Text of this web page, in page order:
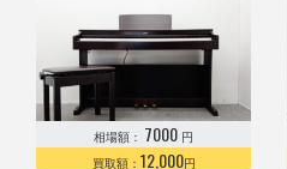
相場額： 7000 円
買取額： 12,000円